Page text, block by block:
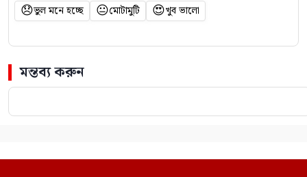
😞ভুল মনে হচ্ছে 😐মোটামুটি 😍খুব ভালো
মন্তব্য করুন